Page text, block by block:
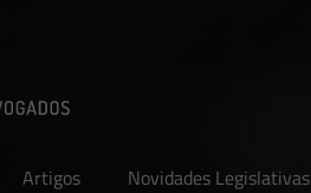
Artigos Novidades Legislativas